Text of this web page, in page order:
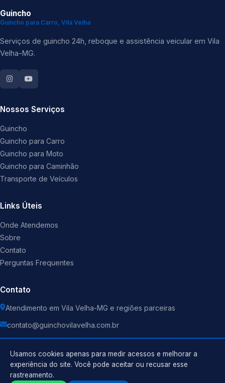
Guincho
Guincho para Carro, Vila Velha
Serviços de guincho 24h, reboque e assistência veicular em Vila
Velha-MG.
Nossos Serviços
Guincho
Guincho para Carro
Guincho para Moto
Guincho para Caminhão
Transporte de Veículos
Links Úteis
Onde Atendemos
Sobre
Contato
Perguntas Frequentes
Contato
Atendimento em Vila Velha-MG e regiões parceiras
contato@guinchovilavelha.com.br
Usamos cookies apenas para medir acessos e melhorar a
experiência do site. Você pode aceitar ou recusar esse
rastreamento.